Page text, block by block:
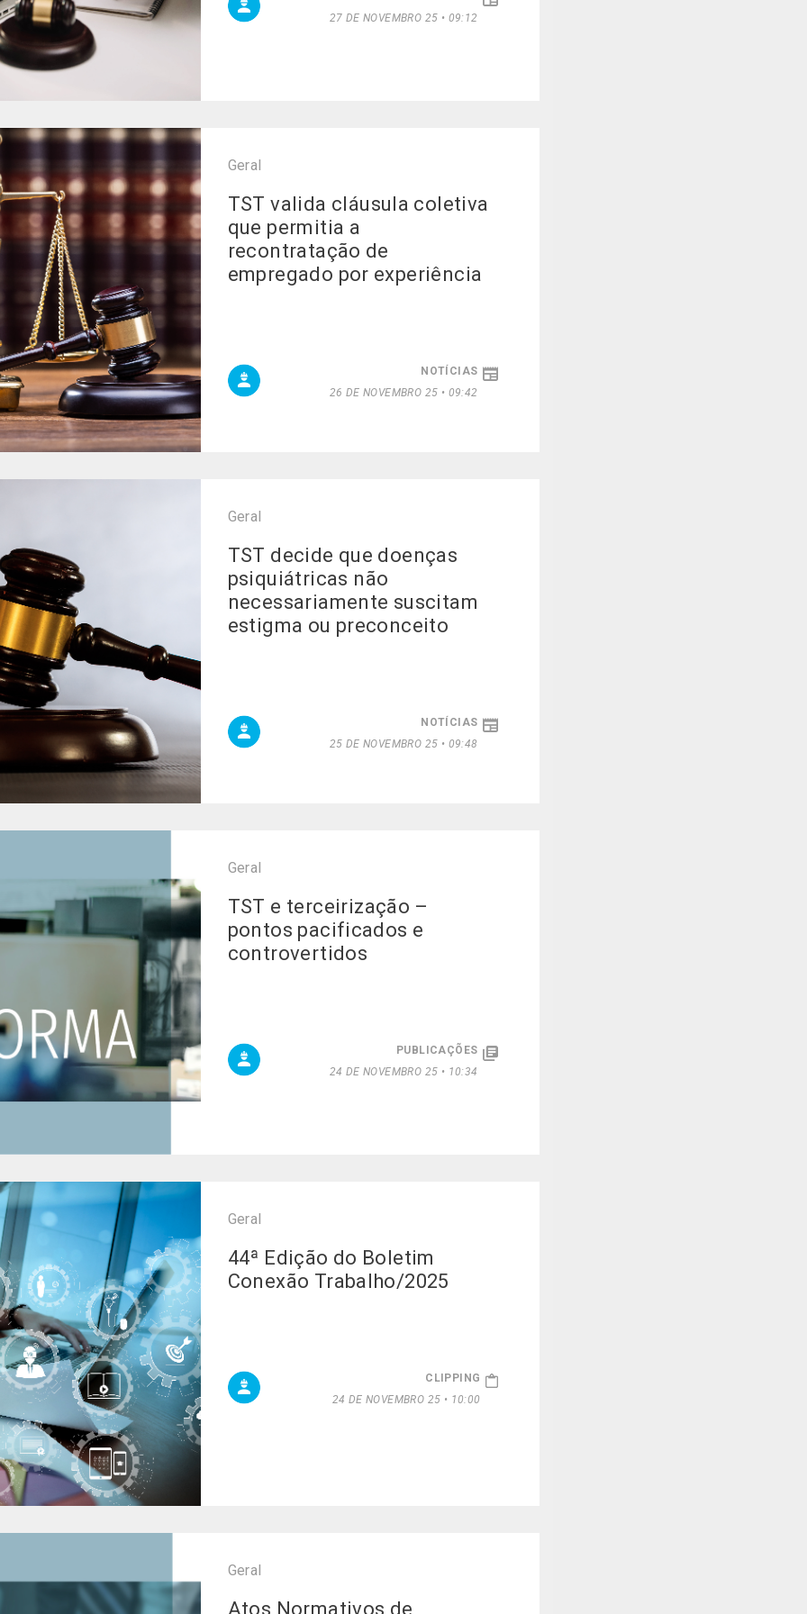
27 DE NOVEMBRO 25 • 09:12
Geral
TST valida cláusula coletiva
que permitia a
recontratação de
empregado por experiência
NOTÍCIAS
26 DE NOVEMBRO 25 • 09:42
Geral
TST decide que doenças
psiquiátricas não
necessariamente suscitam
estigma ou preconceito
NOTÍCIAS
25 DE NOVEMBRO 25 • 09:48
Geral
TST e terceirização –
pontos pacificados e
controvertidos
PUBLICAÇÕES
24 DE NOVEMBRO 25 • 10:34
Geral
44ª Edição do Boletim
Conexão Trabalho/2025
CLIPPING
24 DE NOVEMBRO 25 • 10:00
Geral
Atos Normativos de